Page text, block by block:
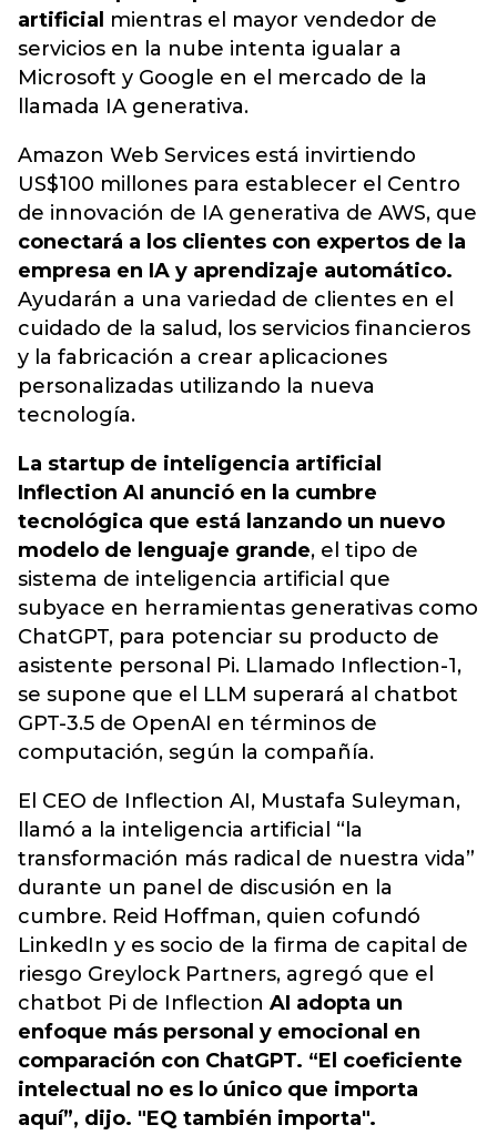
artificial mientras el mayor vendedor de
servicios en la nube intenta igualar a
Microsoft y Google en el mercado de la
llamada IA ​​generativa.
Amazon Web Services está invirtiendo
US$100 millones para establecer el Centro
de innovación de IA generativa de AWS, que
conectará a los clientes con expertos de la
empresa en IA y aprendizaje automático.
Ayudarán a una variedad de clientes en el
cuidado de la salud, los servicios financieros
y la fabricación a crear aplicaciones
personalizadas utilizando la nueva
tecnología.
La startup de inteligencia artificial
Inflection AI anunció en la cumbre
tecnológica que está lanzando un nuevo
modelo de lenguaje grande, el tipo de
sistema de inteligencia artificial que
subyace en herramientas generativas como
ChatGPT, para potenciar su producto de
asistente personal Pi. Llamado Inflection-1,
se supone que el LLM superará al chatbot
GPT-3.5 de OpenAI en términos de
computación, según la compañía.
El CEO de Inflection AI, Mustafa Suleyman,
llamó a la inteligencia artificial “la
transformación más radical de nuestra vida”
durante un panel de discusión en la
cumbre. Reid Hoffman, quien cofundó
LinkedIn y es socio de la firma de capital de
riesgo Greylock Partners, agregó que el
chatbot Pi de Inflection AI adopta un
enfoque más personal y emocional en
comparación con ChatGPT. “El coeficiente
intelectual no es lo único que importa
aquí”, dijo. "EQ también importa".